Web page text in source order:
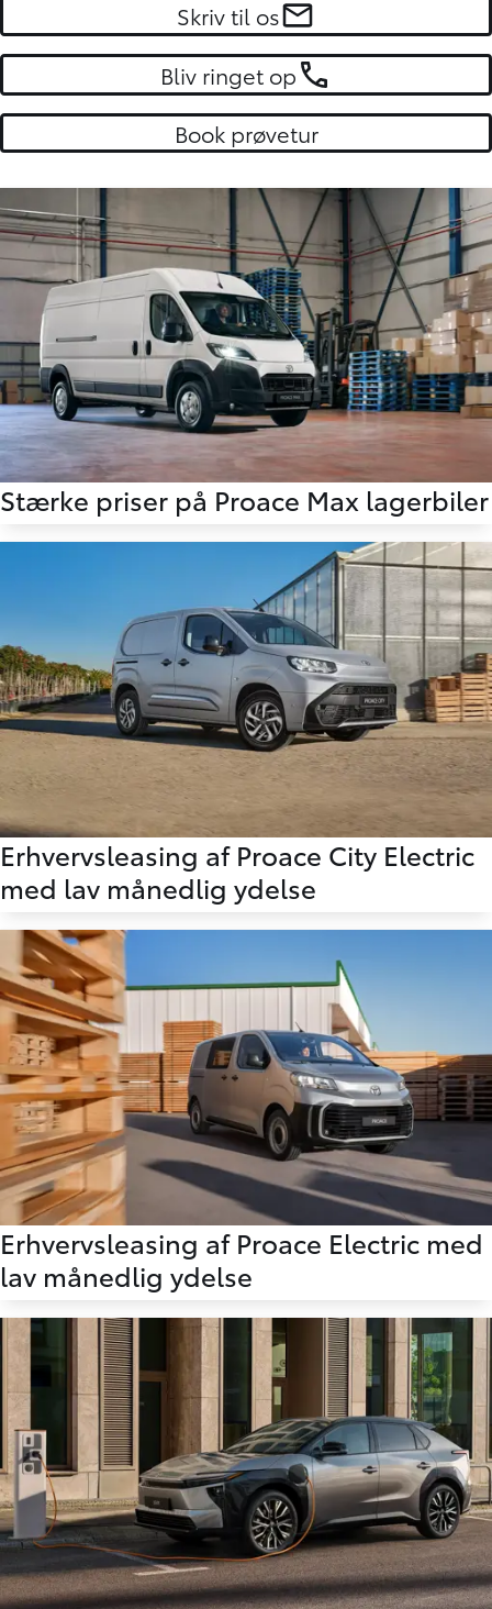
Skriv til os
Bliv ringet op
Book prøvetur
Stærke priser på Proace Max lagerbiler
Erhvervsleasing af Proace City Electric
med lav månedlig ydelse
Erhvervsleasing af Proace Electric med
lav månedlig ydelse